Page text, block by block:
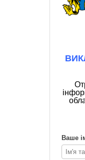
Ваше